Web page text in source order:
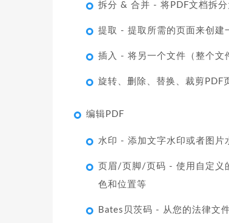
拆分 & 合并 - 将PDF文档拆
提取 - 提取所需的页面来创建
插入 - 将另一个文件（整个文
旋转、删除、替换、裁剪PDF
编辑PDF
水印 - 添加文字水印或者图片
页眉/页脚/页码 - 使用自定义
色和位置等
Bates贝茨码 - 从您的法律文